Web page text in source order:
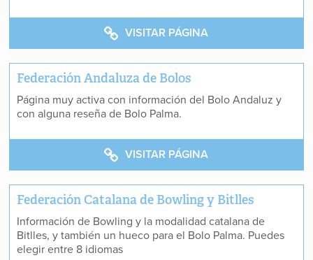
VISITAR PÁGINA
Federación Andaluza de Bolos
Página muy activa con información del Bolo Andaluz y
con alguna reseña de Bolo Palma.
VISITAR PÁGINA
Federación Catalana de Bowling y Bitlles
Información de Bowling y la modalidad catalana de
Bitlles, y también un hueco para el Bolo Palma. Puedes
elegir entre 8 idiomas